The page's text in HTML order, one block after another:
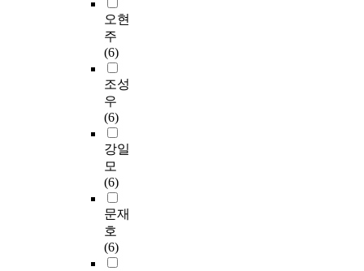
오현
주
(6)
조성
우
(6)
강일
모
(6)
문재
호
(6)